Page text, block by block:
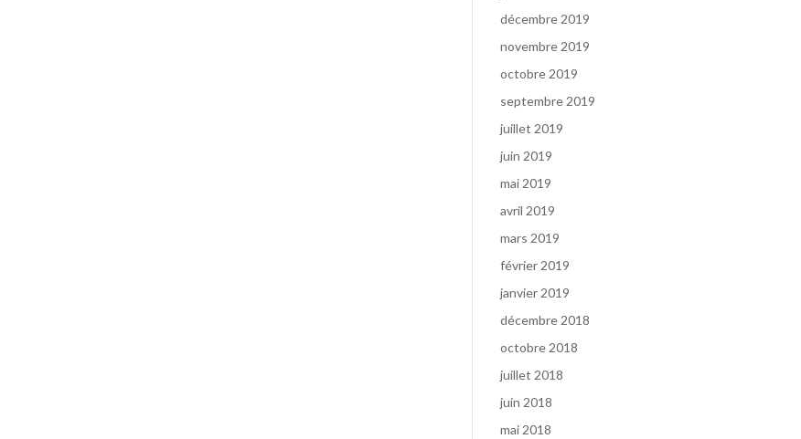
décembre 2019
novembre 2019
octobre 2019
septembre 2019
juillet 2019
juin 2019
mai 2019
avril 2019
mars 2019
février 2019
janvier 2019
décembre 2018
octobre 2018
juillet 2018
juin 2018
mai 2018